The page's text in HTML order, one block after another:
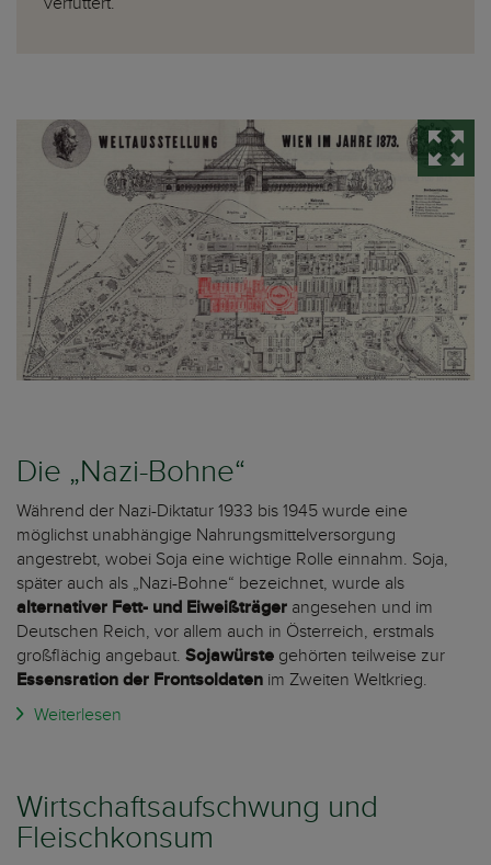
Die „Nazi-Bohne“
Während der Nazi-Diktatur 1933 bis 1945 wurde eine
möglichst unabhängige Nahrungsmittelversorgung
angestrebt, wobei Soja eine wichtige Rolle einnahm. Soja,
später auch als „Nazi-Bohne“ bezeichnet, wurde als
alternativer Fett- und Eiweißträger angesehen und im
Deutschen Reich, vor allem auch in Österreich, erstmals
großflächig angebaut. Sojawürste gehörten teilweise zur
Essensration der Frontsoldaten im Zweiten Weltkrieg.
Weiterlesen
Wirtschaftsaufschwung und
Fleischkonsum